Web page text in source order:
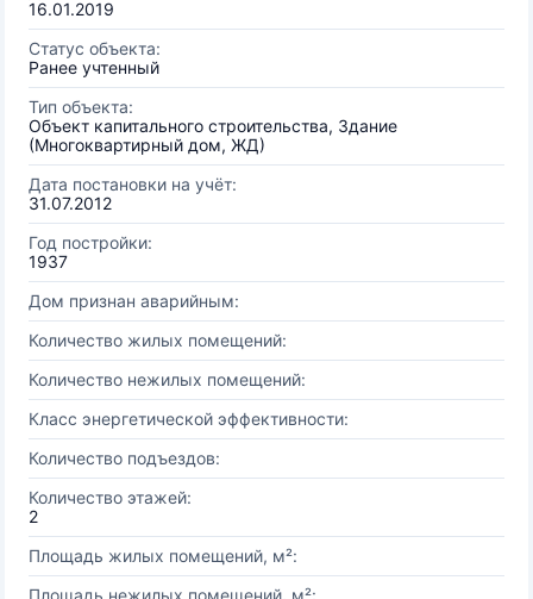
16.01.2019
Статус объекта:
Ранее учтенный
Тип объекта:
Объект капитального строительства, Здание
(Многоквартирный дом, ЖД)
Дата постановки на учёт:
31.07.2012
Год постройки:
1937
Дом признан аварийным:
Количество жилых помещений:
Количество нежилых помещений:
Класс энергетической эффективности:
Количество подъездов:
Количество этажей:
2
Площадь жилых помещений, м²:
Площадь нежилых помещений, м²: